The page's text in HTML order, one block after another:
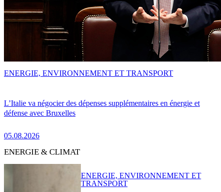
L’Italie va négocier des dépenses supplémentaires en énergie et
défense avec Bruxelles
05.08.2026
ENERGIE, ENVIRONNEMENT ET TRANSPORT
ENERGIE & CLIMAT
ENERGIE, ENVIRONNEMENT ET
TRANSPORT